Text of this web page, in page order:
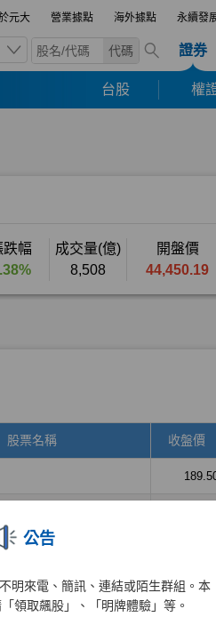
元大 營業據點 海外據點 永續發
代碼 證券
台股 權
公告
明來電、簡訊、連結或陌生群組。本
領取飆股」、「明牌體驗」等。